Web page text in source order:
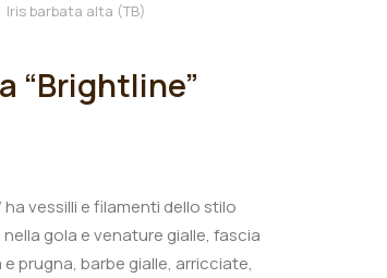
Iris barbata alta (TB)
“Brightline”
ha vessilli e filamenti dello stilo
gola e venature gialle, fascia
prugna, barbe gialle, arricciate,